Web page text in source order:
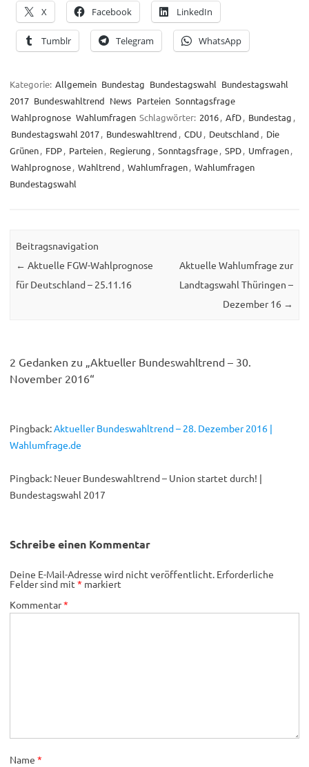
X Facebook LinkedIn
Tumblr Telegram WhatsApp
Kategorie: Allgemein Bundestag Bundestagswahl Bundestagswahl
2017 Bundeswahltrend News Parteien Sonntagsfrage
Wahlprognose Wahlumfragen Schlagwörter: 2016, AfD, Bundestag ,
Bundestagswahl 2017, Bundeswahltrend , CDU , Deutschland , Die
Grünen, FDP, Parteien, Regierung , Sonntagsfrage, SPD, Umfragen,
Wahlprognose, Wahltrend , Wahlumfragen, Wahlumfragen
Bundestagswahl
Beitragsnavigation
← Aktuelle FGW-Wahlprognose
für Deutschland – 25.11.16
Aktuelle Wahlumfrage zur
Landtagswahl Thüringen –
Dezember 16 →
2 Gedanken zu „ Aktueller Bundeswahltrend – 30.
November 2016“
Pingback: Aktueller Bundeswahltrend – 28. Dezember 2016 |
Wahlumfrage.de
Pingback: Neuer Bundeswahltrend – Union startet durch! |
Bundestagswahl 2017
Schreibe einen Kommentar
Deine E-Mail-Adresse wird nicht veröffentlicht. Erforderliche
Felder sind mit * markiert
Kommentar*
Name *